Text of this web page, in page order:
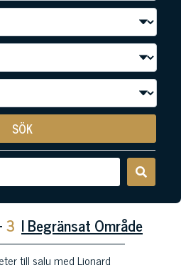
SÖK
3 I Begränsat Område
till salu med Lionard